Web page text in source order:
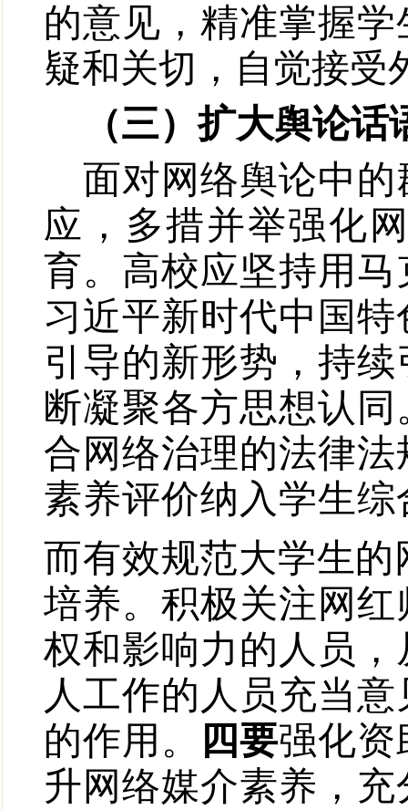
的意见，精准掌握
疑和关切，自觉接受
（三）扩大舆论
面对网络舆论中
应，多措并举强化
育。高校应坚持用
习近平新时代中国
引导的新形势，持
断凝聚各方思想认同
合网络治理的法律
素养评价纳入学生
而有效规范大学生的
培养。积极关注网
权和影响力的人员
人工作的人员充当
的作用。
四要强化资
升网络媒介素养，